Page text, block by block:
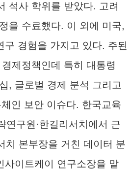
석사 학위를 받았다. 고려
을 수료했다. 이 외에 미국,
구 경험을 가지고 있다. 주된
제정책인데 특히 대통령
, 글로벌 경제 분석 그리고
인 보안 이슈다. 한국교육
연구원·한길리서치에서 근
치 본부장을 거친 데이터 분
사이트케이 연구소장을 맡